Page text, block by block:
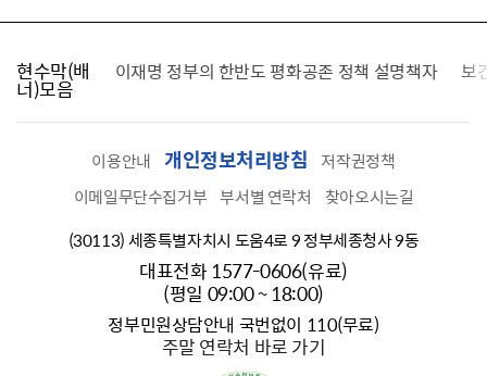
현수막(배
너)모음
찾습니다 이재명 정부의 한반도 평화공존 정책 설명책자 보
이용안내 개인정보처리방침
저작권정책
이메일무단수집거부 부서별 연락처
찾아오시는길
(30113) 세종특별자치시 도움4로 9 정부세종청사 9동
대표전화 1577-0606(유료)
(평일 09:00 ~ 18:00)
정부민원상담안내 국번없이 110(무료)
주말 연락처 바로 가기